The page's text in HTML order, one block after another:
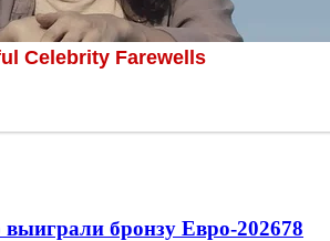
бронзу Евро-202678